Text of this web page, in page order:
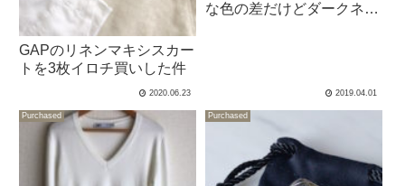
GAPのリネンマキシスカー
トを3枚イロチ買いした件
2020.06.23
な色の差だけどダークネイ
2019.04.01
Purchased Purchased